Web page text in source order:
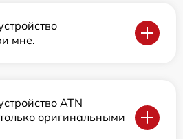
мне.
ATN
оригинальными